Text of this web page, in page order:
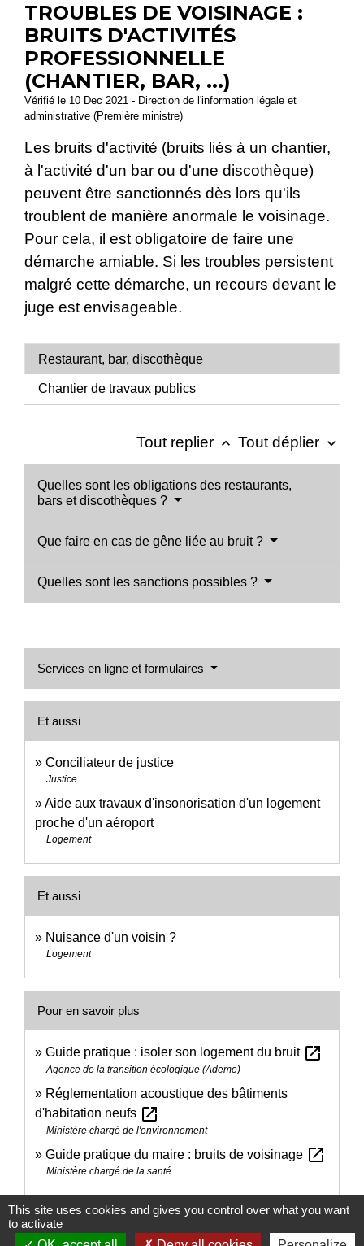
TROUBLES DE VOISINAGE :
BRUITS D'ACTIVITÉS
PROFESSIONNELLE
(CHANTIER, BAR, ...)
Vérifié le 10 Dec 2021 - Direction de l'information légale et
administrative (Première ministre)
Les bruits d'activité (bruits liés à un chantier,
à l'activité d'un bar ou d'une discothèque)
peuvent être sanctionnés dès lors qu'ils
troublent de manière anormale le voisinage.
Pour cela, il est obligatoire de faire une
démarche amiable. Si les troubles persistent
malgré cette démarche, un recours devant le
juge est envisageable.
Restaurant, bar, discothèque
Chantier de travaux publics
Tout replier keyboard_arrow_up Tout déplier keyboard_arrow_down
Quelles sont les obligations des restaurants,
bars et discothèques ?
Que faire en cas de gêne liée au bruit ?
Quelles sont les sanctions possibles ?
Services en ligne et formulaires
Et aussi
Conciliateur de justice
Justice
Aide aux travaux d'insonorisation d'un logement
proche d'un aéroport
Logement
Et aussi
Nuisance d'un voisin ?
Logement
Pour en savoir plus
Guide pratique : isoler son logement du bruit open_in_new
Agence de la transition écologique (Ademe)
Réglementation acoustique des bâtiments
d'habitation neufs open_in_new
Ministère chargé de l'environnement
Guide pratique du maire : bruits de voisinage open_in_new
Ministère chargé de la santé
Signaler une erreur sur cette page
This site uses cookies and gives you control over what you want
to activate